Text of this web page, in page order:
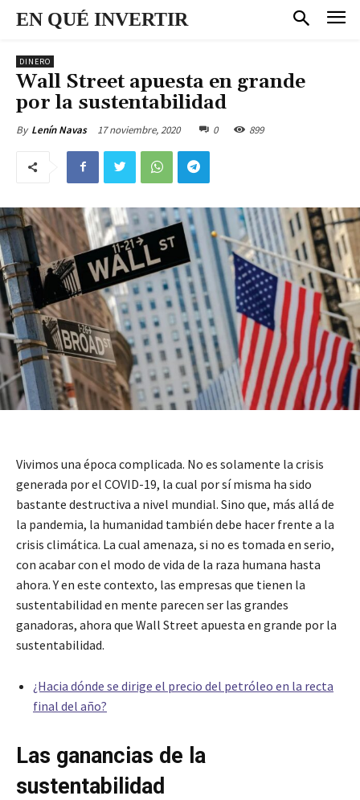
EN QUÉ INVERTIR
DINERO
Wall Street apuesta en grande
por la sustentabilidad
By Lenín Navas 17 noviembre, 2020 0 899
Vivimos una época complicada. No es solamente la crisis
generada por el COVID-19, la cual por sí misma ha sido
bastante destructiva a nivel mundial. Sino que, más allá de
la pandemia, la humanidad también debe hacer frente a la
crisis climática. La cual amenaza, si no es tomada en serio,
con acabar con el modo de vida de la raza humana hasta
ahora. Y en este contexto, las empresas que tienen la
sustentabilidad en mente parecen ser las grandes
ganadoras, ahora que Wall Street apuesta en grande por la
sustentabilidad.
¿Hacia dónde se dirige el precio del petróleo en la recta
final del año?
Las ganancias de la
sustentabilidad